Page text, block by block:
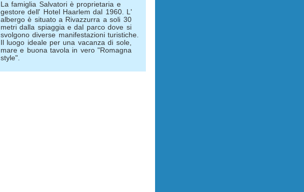
La famiglia Salvatori è proprietaria e
gestore dell' Hotel Haarlem dal 1960. L'
albergo è situato a Rivazzurra a soli 30
metri dalla spiaggia e dal parco dove si
svolgono diverse manifestazioni turistiche.
Il luogo ideale per una vacanza di sole,
mare e buona tavola in vero "Romagna
style".